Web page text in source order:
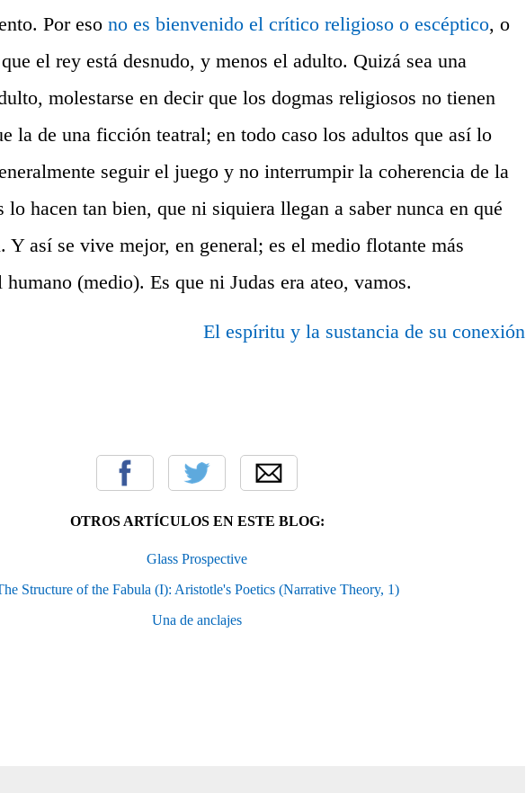
Por eso no es bienvenido el crítico religioso o escéptico, o
el rey está desnudo, y menos el adulto. Quizá sea una
molestarse en decir que los dogmas religiosos no tienen
la de una ficción teatral; en todo caso los adultos que así lo
seguir el juego y no interrumpir la coherencia de la
hacen tan bien, que ni siquiera llegan a saber nunca en qué
Y así se vive mejor, en general; es el medio flotante más
(medio). Es que ni Judas era ateo, vamos.
El espíritu y la sustancia de su conexión
OTROS ARTÍCULOS EN ESTE BLOG:
Glass Prospective
Structure of the Fabula (I): Aristotle's Poetics (Narrative Theory, 1)
Una de anclajes